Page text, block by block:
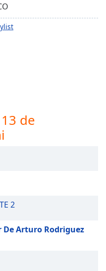
de
2
De Arturo Rodriguez